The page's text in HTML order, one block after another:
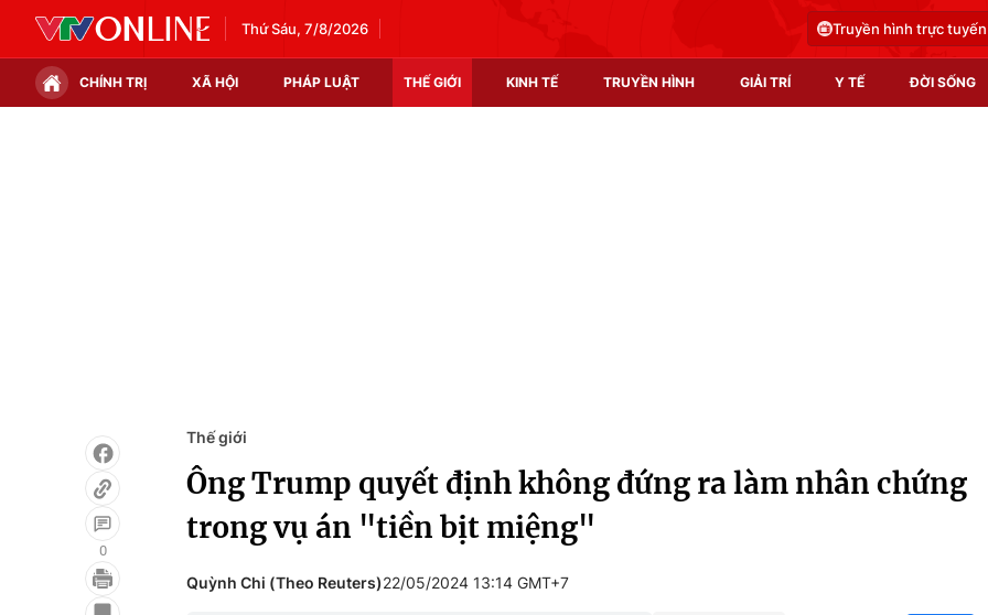
Thứ Sáu, 7/8/2026 Truyền hình trực tuyến
CHÍNH TRỊ XÃ HỘI PHÁP LUẬT THẾ GIỚI KINH TẾ TRUYỀN HÌNH GIẢI TRÍ Y TẾ ĐỜI SỐNG
Infographic
0
Thế giới
Ông Trump quyết định không đứng ra làm nhân chứng
trong vụ án "tiền bịt miệng"
Quỳnh Chi (Theo Reuters)22/05/2024 13:14 GMT+7